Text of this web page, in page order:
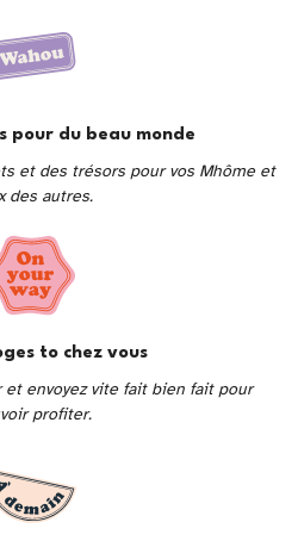
pour du beau monde
et des trésors pour vos Mhôme et
des autres.
to chez vous
et envoyez vite fait bien fait pour
profiter.